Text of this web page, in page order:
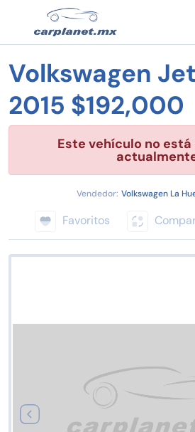
Volkswagen
2015 $192,000
Este vehículo no
Vendedor: Volkswagen La
Favoritos